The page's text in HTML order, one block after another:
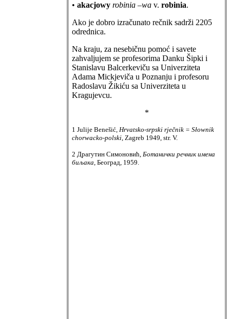
• akacjowy robinia –wa v. robinia.
Ako je dobro izračunato rečnik sadrži 2205
odrednica.
Na kraju, za nesebičnu pomoć i savete
zahvaljujem se profesorima Danku Šipki i
Stanislavu Balcerkeviču sa Univerziteta
Adama Mickjeviča u Poznanju i profesoru
Radoslavu Žikiću sa Univerziteta u
Kragujevcu.
*
1 Julije Benešić, Hrvatsko-srpski rječnik = Słownik
chorwacko-polski, Zagreb 1949, str. V.
2 Драгутин Симоновић, Ботанички речник имена
биљака, Београд, 1959.